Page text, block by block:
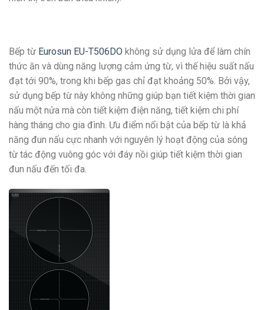
Bếp từ Eurosun EU-T506DO không sử dụng lửa để làm chín
thức ăn và dùng năng lượng cảm ứng từ, vì thế hiệu suất nấu
đạt tới 90%, trong khi bếp gas chỉ đạt khoảng 50%. Bởi vậy,
sử dụng bếp từ này không những giúp bạn tiết kiệm thời gian
nấu một nửa mà còn tiết kiệm điện năng, tiết kiệm chi phí
hàng tháng cho gia đình. Ưu điểm nổi bật của bếp từ là khả
năng đun nấu cực nhanh với nguyên lý hoạt động của sóng
từ tác động vuông góc với đáy nồi giúp tiết kiệm thời gian
đun nấu đến tối đa.